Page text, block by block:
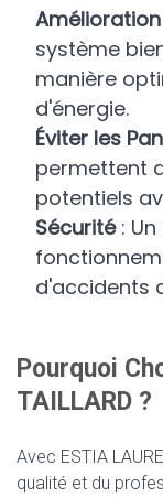
système
manière
d'énergie.
Éviter les
permettent
potentiels
Sécurité: Un
d'accidents
Pourquoi
TAILLARD ?
Avec ESTIA
qualité et du